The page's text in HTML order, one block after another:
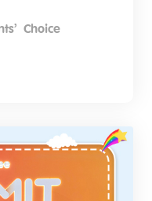
Choice